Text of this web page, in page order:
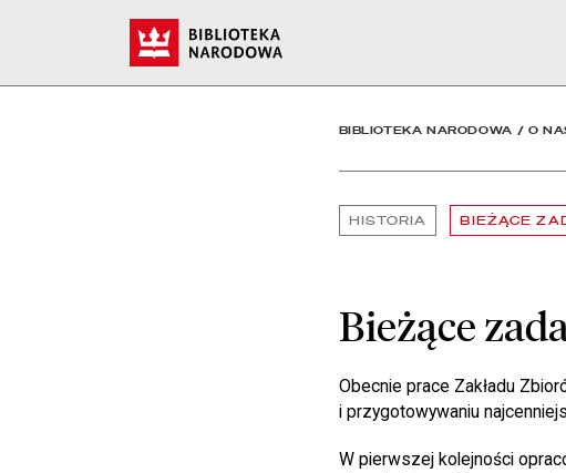
Bieżące zadania - Biblioteka
BIBLIOTEKA NARODOWA / O
HISTORIA BIEŻĄCE
Bieżące
Obecnie prace Zakładu
i przygotowywaniu
W pierwszej kolejności